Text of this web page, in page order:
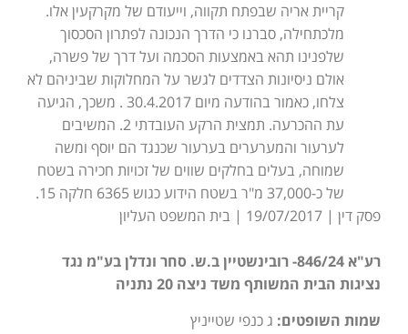
קריית אריה שבפתח תקווה, וייעודם של מקרקעין אלו.
מלכתחילה, סברנו כי הדרך הנכונה לפתרון הסכסוך
שלפנינו תהא באמצעות הסכמה ועל דרך של פשרה,
אולם ניסיונות הצדדים לגשר על המחלוקות שביניהם לא
צלחו, כאמור בהודעה מיום 30.4.2017 . משכך, הגיעה
עת ההכרעה. תמצית הרקע העובדתי 2. המשיבים
לערעור והמערערים בערעור שכנגד הם יוסף ומשה
שמוחה, בעלים בחלקים שווים של זכויות חכירה בשטח
של כ-37,000 מ"ר בשטח הידוע כגוש 6365 חלקה 15.
פסק דין | 19/07/2017 | בית המשפט העליון
רע"א 846/24- רובינשטיין ב.ש. סחר ונדלן בע"מ נגד
נציגות הבית המשותף משד ניצה 20 נתניה
שמות השופטים: ג כנפי שטייניץ